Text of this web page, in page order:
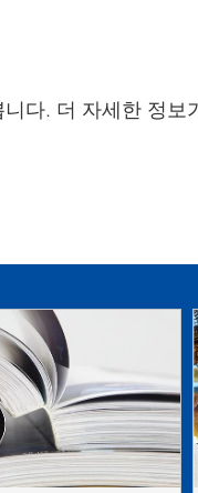
다. 더 자세한 정